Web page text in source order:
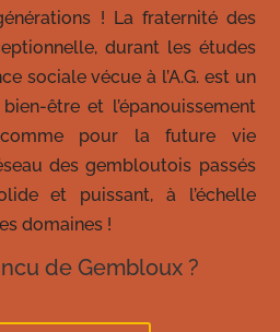
! La fraternité des
durant les études
sociale vécue à l’A.G. est un
être et l’épanouissement
pour la future vie
des gembloutois passés
et puissant, à l’échelle
domaines !
de Gembloux ?